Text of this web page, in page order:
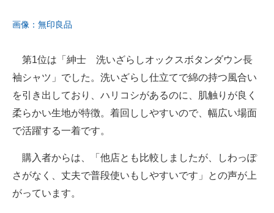
画像：無印良品
第1位は「紳士 洗いざらしオックスボタンダウン長
袖シャツ」でした。洗いざらし仕立てで綿の持つ風合い
を引き出しており、ハリコシがあるのに、肌触りが良く
柔らかい生地が特徴。着回ししやすいので、幅広い場面
で活躍する一着です。
購入者からは、「他店とも比較しましたが、しわっぽ
さがなく、丈夫で普段使いもしやすいです」との声が上
がっています。